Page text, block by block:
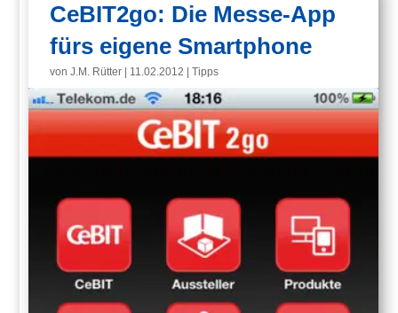
CeBIT2go: Die Messe-App
fürs eigene Smartphone
vonJ.M. Rütter 11.02.2012 |Tipps